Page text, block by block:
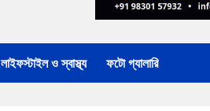
লাইফস্টাইল ও স্বাস্থ্য ফটো গ্যালারি